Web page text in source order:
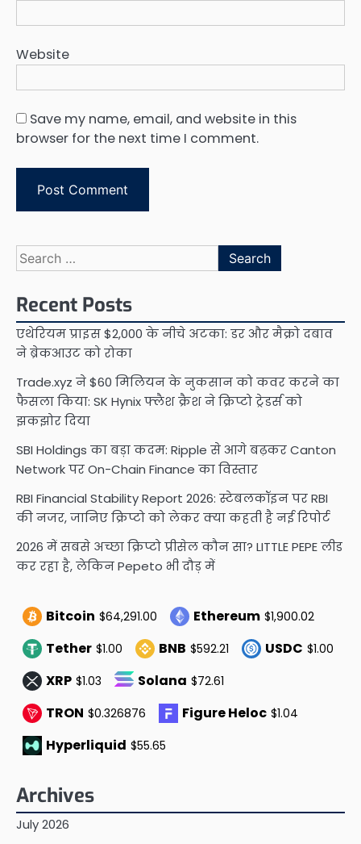
Website
Save my name, email, and website in this
browser for the next time I comment.
Search
for:
Recent Posts
एथेरियम प्राइस $2,000 के नीचे अटका: डर और मैक्रो दबाव
ने ब्रेकआउट को रोका
Trade.xyz ने $60 मिलियन के नुकसान को कवर करने का
फैसला किया: SK Hynix फ्लैश क्रैश ने क्रिप्टो ट्रेडर्स को
झकझोर दिया
SBI Holdings का बड़ा कदम: Ripple से आगे बढ़कर Canton
Network पर On-Chain Finance का विस्तार
RBI Financial Stability Report 2026: स्टेबलकॉइन पर RBI
की नजर, जानिए क्रिप्टो को लेकर क्या कहती है नई रिपोर्ट
2026 में सबसे अच्छा क्रिप्टो प्रीसेल कौन सा? LITTLE PEPE लीड
कर रहा है, लेकिन Pepeto भी दौड़ में
Bitcoin $64,291.00 Ethereum $1,900.02
Tether $1.00 BNB $592.21 USDC $1.00
XRP $1.03 Solana $72.61
TRON $0.326876 Figure Heloc $1.04
Hyperliquid $55.65
Archives
July 2026